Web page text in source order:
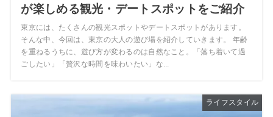
が楽しめる観光・デートスポットをご紹介
東京には、たくさんの観光スポットやデートスポットがあります。
そんな中、今回は、東京の大人の遊び場を紹介していきます。 年齢
を重ねるうちに、遊び方が変わるのは自然なこと。「落ち着いて過
ごしたい」「贅沢な時間を味わいたい」な...
ライフスタイル